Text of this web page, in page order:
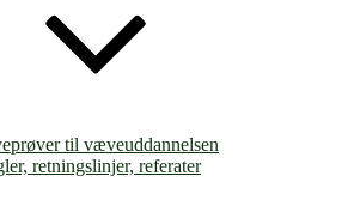
til væveuddannelsen
retningslinjer, referater